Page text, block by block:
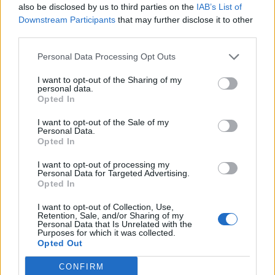
also be disclosed by us to third parties on the IAB’s List of
Downstream Participants that may further disclose it to other
Personal Data Processing Opt Outs
I want to opt-out of the Sharing of my
personal data.
Opted In
I want to opt-out of the Sale of my
Personal Data.
Opted In
I want to opt-out of processing my
Personal Data for Targeted Advertising.
Opted In
I want to opt-out of Collection, Use,
Retention, Sale, and/or Sharing of my
Personal Data that Is Unrelated with the
Purposes for which it was collected.
Opted Out
CONFIRM
Hetimet për dosjen
“Balluku”/ SPAK ushtron
“Atelier 4”, sekuestrohet
projekti i arredimit të vilës
luksoze
FOTOLAJM/ Deklaratat e
Zelenskyt për Kosovën,
gjigande me mbishkrimin
Misteri “Armando Broja”
me sulmuesin e
Kombëtares?
Ngjarje tragjike në Ksamil/
aksidentalisht vajzën 4-
vjeçare me makinë, fëmija
humb jetën